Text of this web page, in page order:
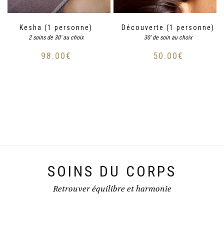
Kesha (1 personne)
2 soins de 30' au choix
98.00€
Découverte (1 personne)
30' de soin au choix
50.00€
SOINS DU CORPS
Retrouver équilibre et harmonie